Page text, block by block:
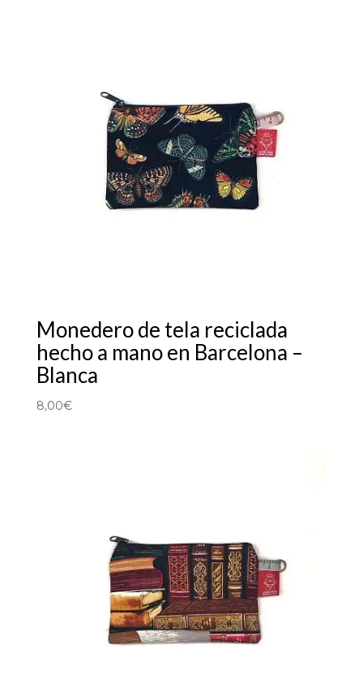
Monedero de tela reciclada
hecho a mano en Barcelona –
Blanca
8,00€